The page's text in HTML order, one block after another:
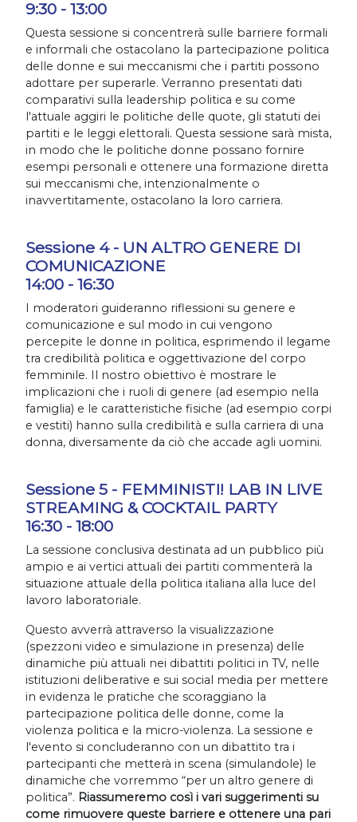
9:30 - 13:00
Questa sessione si concentrerà sulle barriere formali
e informali che ostacolano la partecipazione politica
delle donne e sui meccanismi che i partiti possono
adottare per superarle. Verranno presentati dati
comparativi sulla leadership politica e su come
l'attuale aggiri le politiche delle quote, gli statuti dei
partiti e le leggi elettorali. Questa sessione sarà mista,
in modo che le politiche donne possano fornire
esempi personali e ottenere una formazione diretta
sui meccanismi che, intenzionalmente o
inavvertitamente, ostacolano la loro carriera.
Sessione 4 - UN ALTRO GENERE DI
COMUNICAZIONE
14:00 - 16:30
I moderatori guideranno riflessioni su genere e
comunicazione e sul modo in cui vengono
percepite le donne in politica, esprimendo il legame
tra credibilità politica e oggettivazione del corpo
femminile. Il nostro obiettivo è mostrare le
implicazioni che i ruoli di genere (ad esempio nella
famiglia) e le caratteristiche fisiche (ad esempio corpi
e vestiti) hanno sulla credibilità e sulla carriera di una
donna, diversamente da ciò che accade agli uomini.
Sessione 5 - FEMMINISTI! LAB IN LIVE
STREAMING & COCKTAIL PARTY
16:30 - 18:00
La sessione conclusiva destinata ad un pubblico più
ampio e ai vertici attuali dei partiti commenterà la
situazione attuale della politica italiana alla luce del
lavoro laboratoriale.
Questo avverrà attraverso la visualizzazione
(spezzoni video e simulazione in presenza) delle
dinamiche più attuali nei dibattiti politici in TV, nelle
istituzioni deliberative e sui social media per mettere
in evidenza le pratiche che scoraggiano la
partecipazione politica delle donne, come la
violenza politica e la micro-violenza. La sessione e
l'evento si concluderanno con un dibattito tra i
partecipanti che metterà in scena (simulandole) le
dinamiche che vorremmo “per un altro genere di
politica”. Riassumeremo così i vari suggerimenti su
come rimuovere queste barriere e ottenere una pari